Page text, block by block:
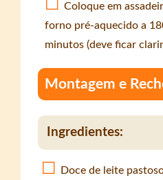
Coloque em
forno pré-aquecido a
minutos (deve ficar
Montagem e
Ingredientes:
Doce de leite